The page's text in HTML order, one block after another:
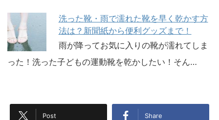
洗った靴・雨で濡れた靴を早く乾かす方
法は？新聞紙から便利グッズまで！
雨が降ってお気に入りの靴が濡れてしま
った！洗った子どもの運動靴を乾かしたい！そん…
Post Share